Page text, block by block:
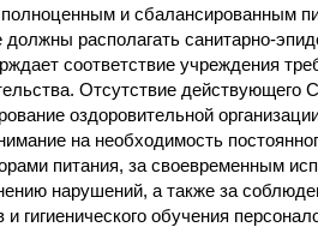
и сбалансированным
должны располагать санитарно-
соответствие учреждения
Отсутствие
оздоровительной
на необходимость
питания, за своевременным
нарушений, а также за
гигиенического обучения